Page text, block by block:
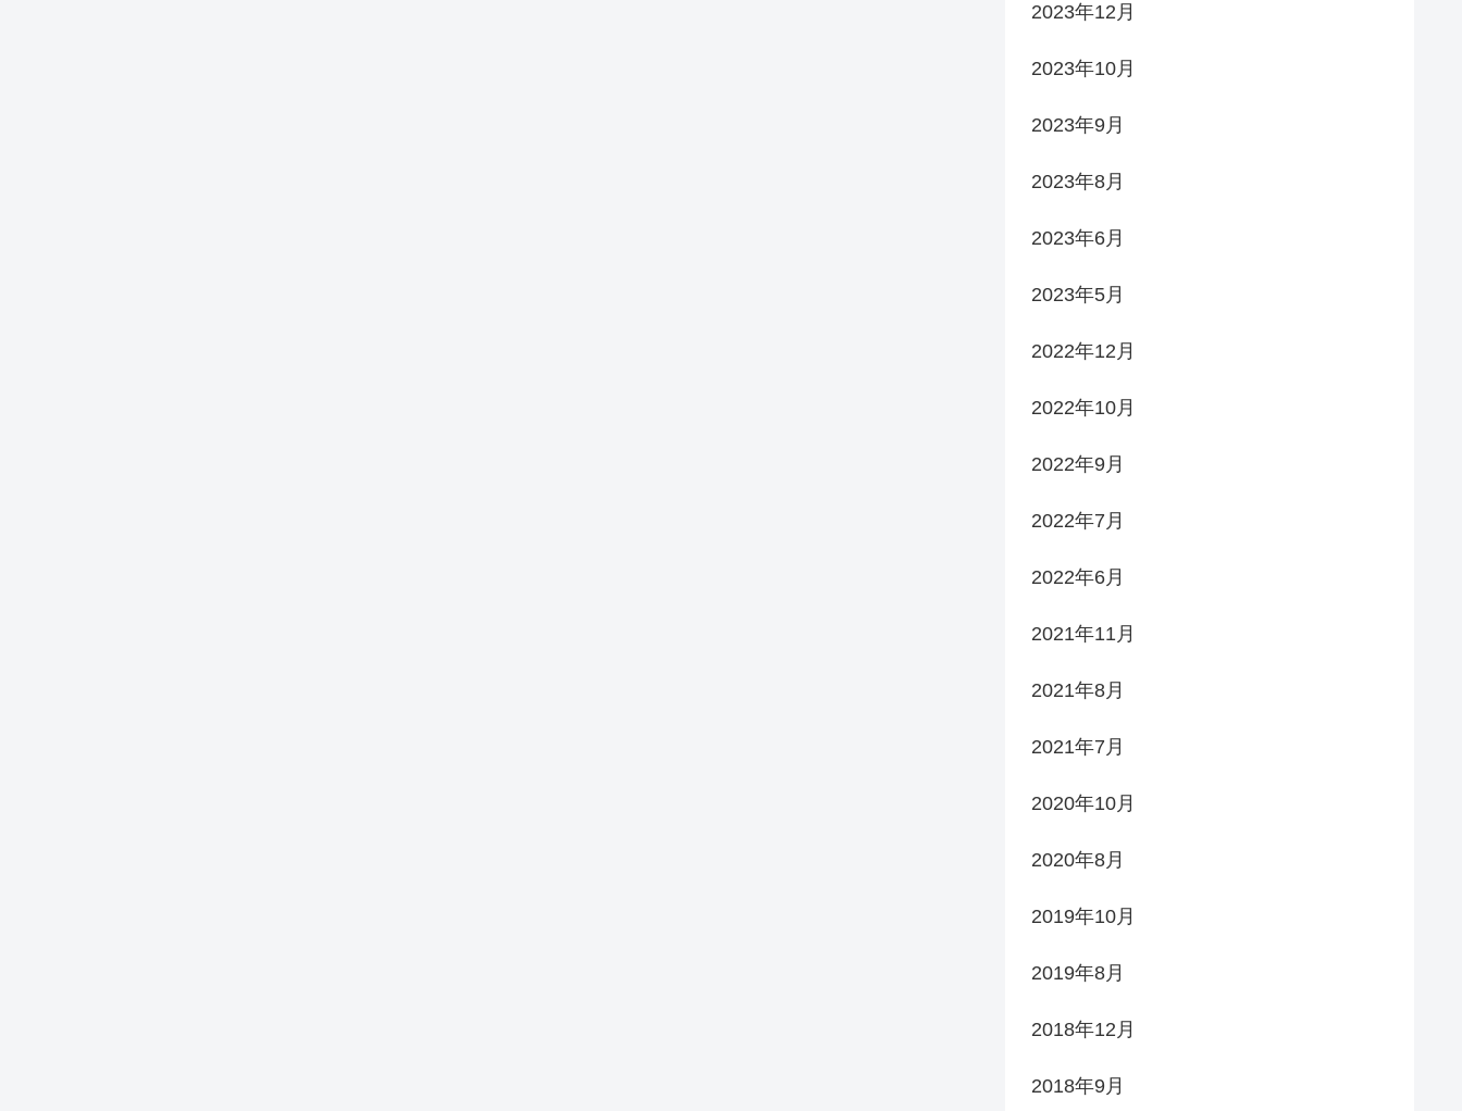
2023年12月
2023年10月
2023年9月
2023年8月
2023年6月
2023年5月
2022年12月
2022年10月
2022年9月
2022年7月
2022年6月
2021年11月
2021年8月
2021年7月
2020年10月
2020年8月
2019年10月
2019年8月
2018年12月
2018年9月